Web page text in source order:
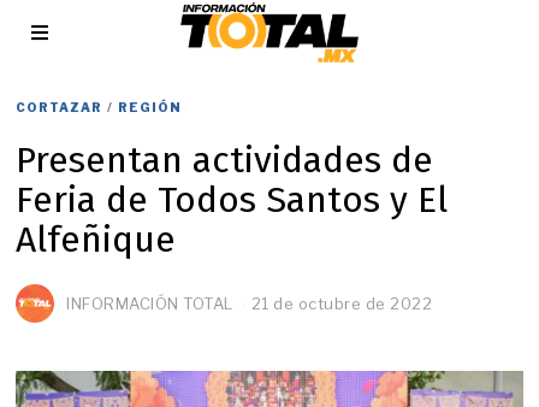
CORTAZAR / REGIÓN
Presentan actividades de
Feria de Todos Santos y El
Alfeñique
INFORMACIÓN TOTAL 21 de octubre de 2022